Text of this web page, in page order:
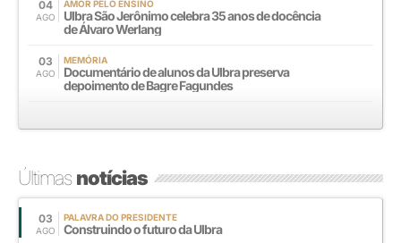
04
AGO
AMOR PELO ENSINO
Ulbra São Jerônimo celebra 35 anos de docência
de Álvaro Werlang
03
AGO
MEMÓRIA
Documentário de alunos da Ulbra preserva
depoimento de Bagre Fagundes
Últimasnotícias
03
AGO
PALAVRA DO PRESIDENTE
Construindo o futuro da Ulbra